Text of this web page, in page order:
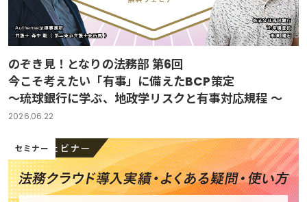
のぞき見！となりの法務部 第6回
今こそ考えたい「有事」に備えたBCP策定
～琉球銀行に学ぶ、地政学リスクと有事対応規程 ～
2026.06.22
セミナー